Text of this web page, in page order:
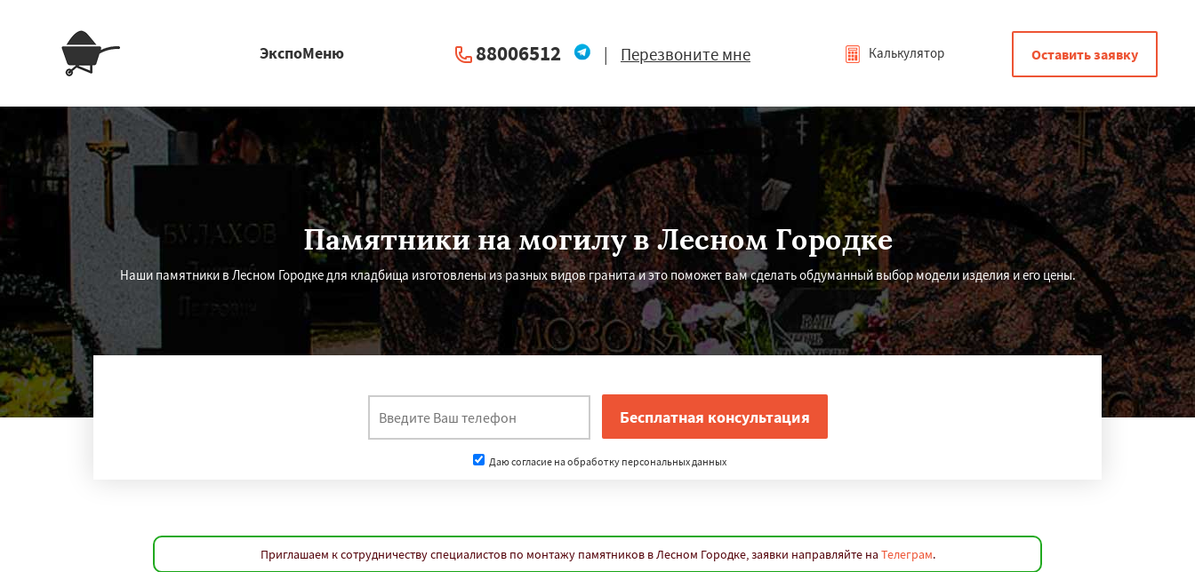
ЭкспоМеню 88006512 | Перезвоните мне Калькулятор Оставить заявку
Памятники на могилу в Лесном Городке
Наши памятники в Лесном Городке для кладбища изготовлены из разных видов гранита и это поможет вам сделать обдуманный выбор модели изделия и его цены.
Даю согласие на обработку персональных данных
Приглашаем к сотрудничеству специалистов по монтажу памятников в Лесном Городке, заявки направляйте на Телеграм.